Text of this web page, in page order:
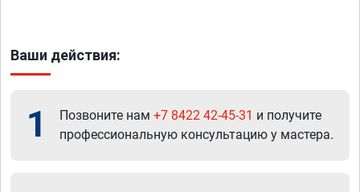
Ваши действия:
1 Позвоните нам +7 8422 42-45-31 и получите
профессиональную консультацию у мастера.